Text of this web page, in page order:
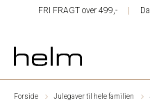
FRI FRAGT over 499,-
Forside Julegaver til hele familien